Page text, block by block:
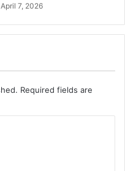
April 7, 2026
Required fields are